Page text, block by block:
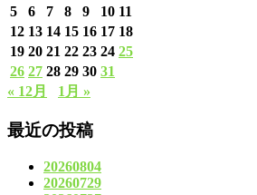
5
6 7 8 9 10 11
12 13 14 15 16 17 18
19 20 21 22 23 24 25
26 27 28 29 30 31
« 12月
1月 »
最近の投稿
20260804
20260729